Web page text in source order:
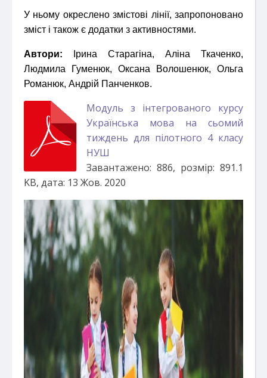
У ньому окреслено змістові лінії, запропоновано
зміст і також є додатки з активностями.
Автори: Ірина Старагіна, Аліна Ткаченко,
Людмила Гуменюк, Оксана Волошенюк, Ольга
Романюк, Андрій Панченков.
Модуль з інтегрованого курсу
Українська мова на сьомий
тиждень для пілотного 4 класу
НУШ
Завантажено: 886, розмір: 891.1
KB, дата: 13 Жов. 2020